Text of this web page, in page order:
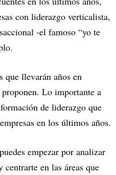
con liderazgo verticalista,
-el famoso “yo te
que llevarán años en
Lo importante a
de liderazgo que
en los últimos años.
empezar por analizar
en las áreas que